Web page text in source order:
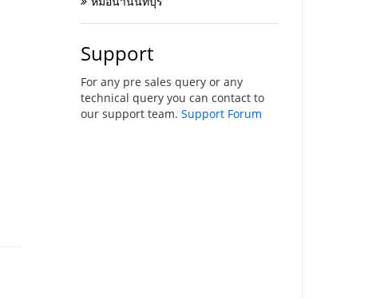
Support
For any pre sales query or any
technical query you can contact to
our support team. Support Forum